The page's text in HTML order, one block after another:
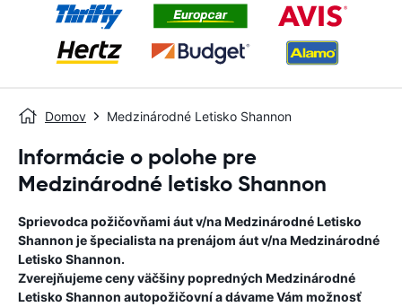
Domov Medzinárodné Letisko Shannon
Informácie o polohe pre
Medzinárodné letisko Shannon
Sprievodca požičovňami áut v/naMedzinárodné Letisko
Shannon je špecialista na prenájom áut v/naMedzinárodné
Letisko Shannon.
Zverejňujeme ceny väčšiny popredných Medzinárodné
Letisko Shannon autopožičovní a dávame Vám možnosť